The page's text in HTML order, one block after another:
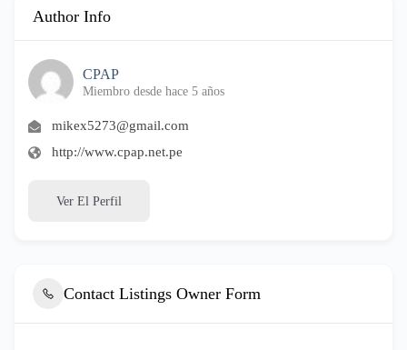
Author Info
CPAP
Miembro desde hace 5 años
mikex5273@gmail.com
http://www.cpap.net.pe
Ver El Perfil
Contact Listings Owner Form